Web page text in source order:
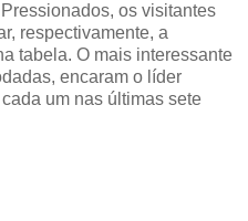
os visitantes
respectivamente, a
tabela. O mais interessante
encaram o líder
um nas últimas sete